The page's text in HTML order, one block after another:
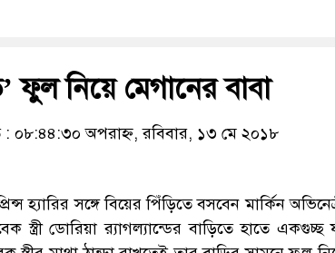
ফুল নিয়ে মেগানের বাবা
: ০৮:৪৪:৩০ অপরাহ্ন, রবিবার, ১৩ মে ২০১৮
হ্যারির সঙ্গে বিয়ের পিঁড়িতে বসবেন মার্কিন
স্ত্রী ডোরিয়া র‍্যাগল্যান্ডের বাড়িতে হাতে